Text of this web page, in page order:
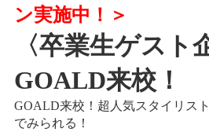
学生・保護者向け
一般サロン向け
後援会向け
学校情報
よくある質問
ン実施中！＞
〈卒業生ゲスト
GOALD来校！
GOALD来校！超人気スタイリス
でみられる！